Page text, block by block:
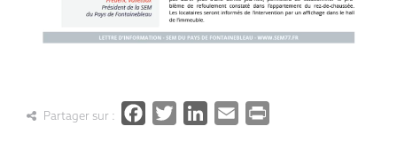
Partager sur : Facebook
Twitter
LinkedIn
Email